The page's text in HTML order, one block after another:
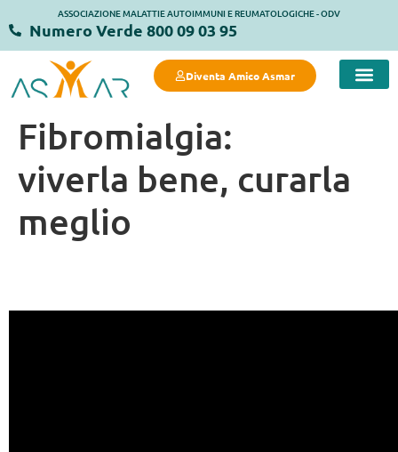
ASSOCIAZIONE MALATTIE AUTOIMMUNI E REUMATOLOGICHE - ODV
Numero Verde 800 09 03 95
Diventa Amico Asmar
Fibromialgia:
viverla bene, curarla
meglio